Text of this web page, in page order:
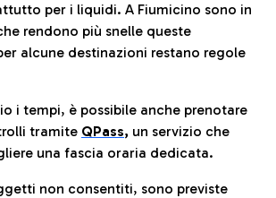
per i liquidi. A Fiumicino sono in
rendono più snelle queste
alcune destinazioni restano regole
i tempi, è possibile anche prenotare
tramite QPass, un servizio che
una fascia oraria dedicata.
non consentiti, sono previste